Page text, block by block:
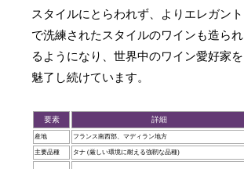
スタイルにとらわれず、よりエレガント
で洗練されたスタイルのワインも造られ
るようになり、世界中のワイン愛好家を
魅了し続けています。
要素 詳細
産地 フランス南西部、マディラン地方
主要品種 タナ (厳しい環境に耐える強靭な品種)